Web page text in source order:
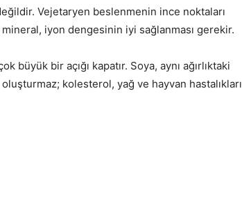
Vejetaryen beslenmenin ince noktaları
iyon dengesinin iyi sağlanması gerekir.
bir açığı kapatır. Soya, aynı ağırlıktaki
kolesterol, yağ ve hayvan hastalıkları